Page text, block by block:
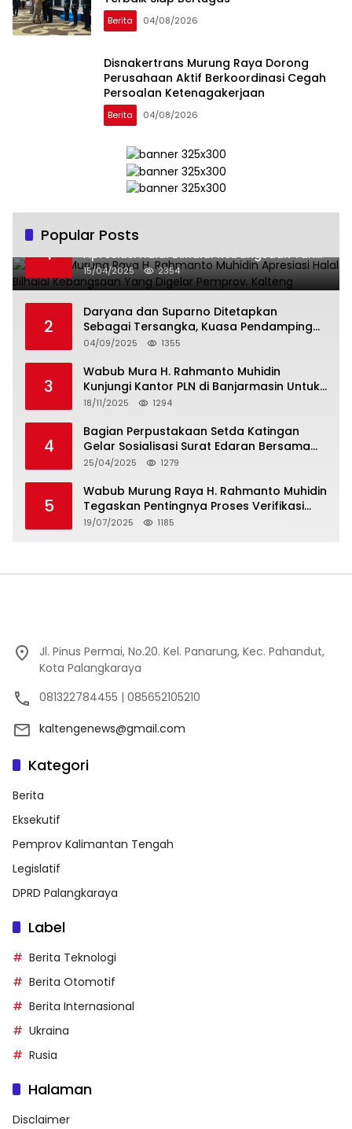
Berita 04/08/2026
Disnakertrans Murung Raya Dorong
Perusahaan Aktif Berkoordinasi Cegah
Persoalan Ketenagakerjaan
Berita 04/08/2026
Popular Posts
1
Wabup Murung Raya H. Rahmanto Muhidin
Apresiasi Halal Bilhalal Kebangsaan Yang
Digelar Pemprov. Kalteng
15/04/2025 2354
2
Daryana dan Suparno Ditetapkan
Sebagai Tersangka, Kuasa Pendamping
Men Gumpul: “Ini Diskriminasi Hukum, Kami
04/09/2025 1355
3
Wabub Mura H. Rahmanto Muhidin
Kunjungi Kantor PLN di Banjarmasin Untuk
Usulkan Program Listrik Desa Tahun 2026
18/11/2025 1294
4
Bagian Perpustakaan Setda Katingan
Gelar Sosialisasi Surat Edaran Bersama
Tentang Budaya Literasi Membaca
25/04/2025 1279
5
Wabub Murung Raya H. Rahmanto Muhidin
Tegaskan Pentingnya Proses Verifikasi
Penerima Manfaat Program Kartu Hebat
19/07/2025 1185
Jl. Pinus Permai, No.20. Kel. Panarung, Kec. Pahandut,
Kota Palangkaraya
081322784455 | 085652105210
kaltengenews@gmail.com
Kategori
Berita
Eksekutif
Pemprov Kalimantan Tengah
Legislatif
DPRD Palangkaraya
Label
Berita Teknologi
Berita Otomotif
Berita Internasional
Ukraina
Rusia
Halaman
Disclaimer